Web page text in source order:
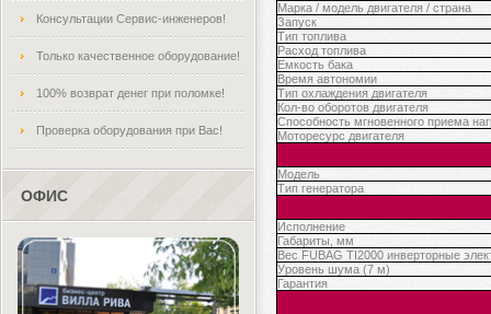
Консультации Сервис-инженеров!
Только качественное оборудование!
100% возврат денег при поломке!
Проверка оборудования при Вас!
ОФИС
Марка / модель двигателя / страна
Запуск
Тип топлива
Расход топлива
Емкость бака
Время автономии
Тип охлаждения двигателя
Кол-во оборотов двигателя
Способность мгновенного приема
Моторесурс двигателя
Модель
Тип генератора
Исполнение
Габариты, мм
Вес FUBAG TI2000 инверторные
Уровень шума (7 м)
Гарантия